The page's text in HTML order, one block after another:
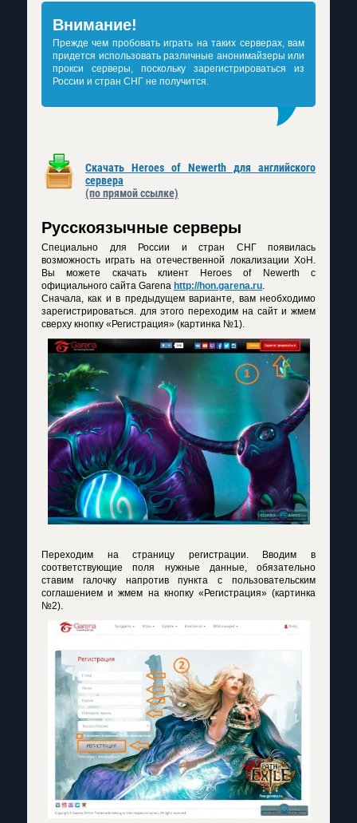
Внимание!
Прежде чем пробовать играть на таких серверах, вам
придется использовать различные анонимайзеры или
прокси серверы, поскольку зарегистрироваться из
России и стран СНГ не получится.
Скачать Heroes of Newerth для английского
сервера
(по прямой ссылке)
Русскоязычные серверы
Специально для России и стран СНГ появилась
возможность играть на отечественной локализации ХоН.
Вы можете скачать клиент Heroes of Newerth с
официального сайта Garena http://hon.garena.ru.
Сначала, как и в предыдущем варианте, вам необходимо
зарегистрироваться. для этого переходим на сайт и жмем
сверху кнопку «Регистрация» (картинка №1).
Переходим на страницу регистрации. Вводим в
соответствующие поля нужные данные, обязательно
ставим галочку напротив пункта с пользовательским
соглашением и жмем на кнопку «Регистрация» (картинка
№2).